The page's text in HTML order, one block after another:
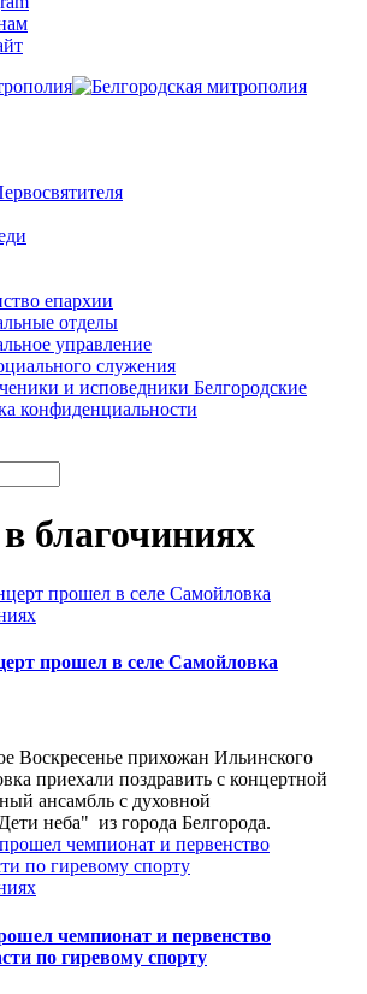
епархии
отделы
управление
служения
и исповедники Белгородские
конфиденциальности
благочиниях
прошел в селе Самойловка
Воскресенье прихожан Ильинского
приехали поздравить с концертной
ансамбль с духовной
неба" из города Белгорода.
чемпионат и первенство
по гиревому спорту